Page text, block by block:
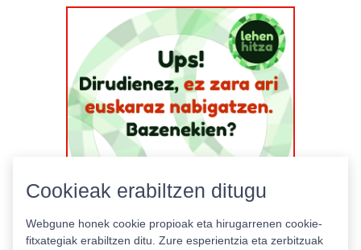
Cookieak erabiltzen ditugu
Webgune honek cookie propioak eta hirugarrenen cookie-
fitxategiak erabiltzen ditu. Zure esperientzia eta zerbitzuak